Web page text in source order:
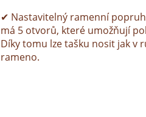
✔ Nastavitelný ramenní
má 5 otvorů, které umožňují
Díky tomu lze tašku nosit jak v
rameno.